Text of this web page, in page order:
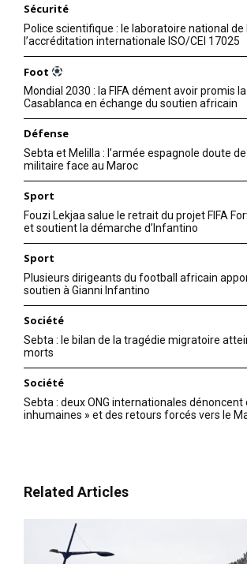
Sécurité
Police scientifique : le laboratoire national de
l’accréditation internationale ISO/CEI 17025
Foot
Mondial 2030 : la FIFA dément avoir promis
Casablanca en échange du soutien africain
Défense
Sebta et Melilla : l’armée espagnole doute
militaire face au Maroc
Sport
Fouzi Lekjaa salue le retrait du projet FIFA
et soutient la démarche d’Infantino
Sport
Plusieurs dirigeants du football africain
soutien à Gianni Infantino
Société
Sebta : le bilan de la tragédie migratoire
morts
Société
Sebta : deux ONG internationales dénoncent
inhumaines » et des retours forcés vers le
Related Articles